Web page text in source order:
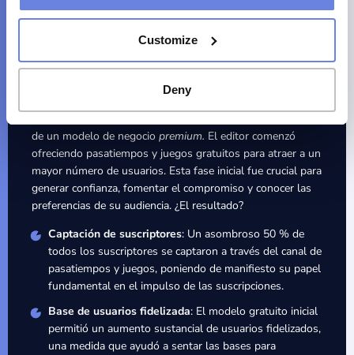
Customize
Deny
Un destacado editor nórdico buscaba mejorar la fidelización
de los usuarios y ampliar el número de suscriptores.
La editorial redirigió su estrategia comercial y comenzó a
incluir juegos y pasatiempos. De esta manera, no solo
consiguió introducirse en un mercado que se encuentra en
de un modelo de negocio premium. El editor comenzó
ofreciendo pasatiempos y juegos gratuitos para atraer a un
mayor número de usuarios. Esta fase inicial fue crucial para
generar confianza, fomentar el compromiso y conocer las
preferencias de su audiencia. ¿El resultado?
Captación de suscriptores: Un asombroso 50 % de
todos los suscriptores se captaron a través del canal de
pasatiempos y juegos, poniendo de manifiesto su papel
fundamental en el impulso de las suscripciones.
Base de usuarios fidelizada: El modelo gratuito inicial
permitió un aumento sustancial de usuarios fidelizados,
una medida que ayudó a sentar las bases para